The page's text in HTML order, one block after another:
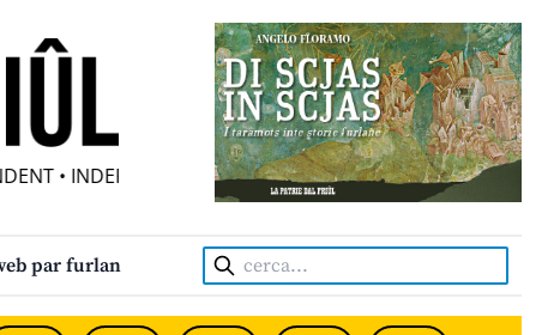
• INDEPENDENT FRIULIAN MONTHLY • NEODVISNI
par furlan Cerca: